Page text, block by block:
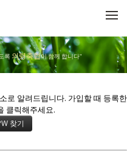
록 의령축협이 함께 합니다"
로 알려드립니다. 가입할 때 등록한
클릭해주세요.